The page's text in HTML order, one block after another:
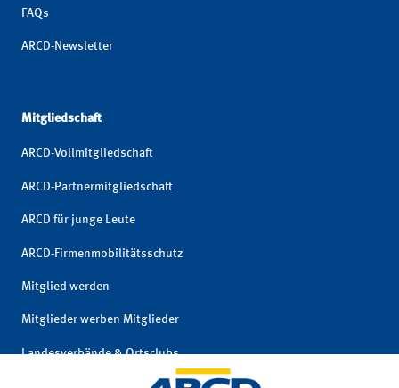
FAQs
ARCD-Newsletter
Mitgliedschaft
ARCD-Vollmitgliedschaft
ARCD-Partnermitgliedschaft
ARCD für junge Leute
ARCD-Firmenmobilitätsschutz
Mitglied werden
Mitglieder werben Mitglieder
Landesverbände & Ortsclubs